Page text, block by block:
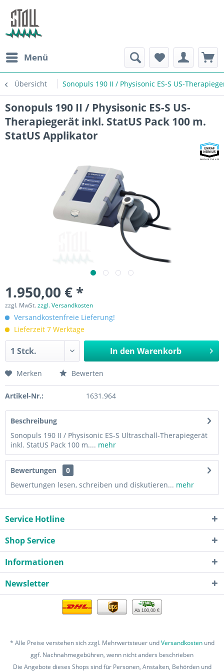
Menü
Übersicht Sonopuls 190 II / Physisonic ES-S US-
Sonopuls 190 II / Physisonic ES-S US-
Therapiegerät inkl. StatUS Pack 100 m.
StatUS Applikator
1.950,00 € *
zzgl. MwSt.zzgl. Versandkosten
Versandkostenfreie Lieferung!
Lieferzeit 7 Werktage
In den Warenkorb
Merken Bewerten
Artikel-Nr.: 1631.964
Beschreibung
Sonopuls 190 II / Physisonic ES-S Ultraschall-Therapiegerät
inkl. StatUS Pack 100 m.... mehr
Bewertungen
0
Bewertungen lesen, schreiben und diskutieren... mehr
Service Hotline
Shop Service
Informationen
Newsletter
Ab 100,00 €
* Alle Preise verstehen sich zzgl. Mehrwertsteuer undVersandkostenund
ggf. Nachnahmegebühren, wenn nicht anders beschrieben
Die Angebote dieses Shops sind für Personen, Anstalten, Behörden und